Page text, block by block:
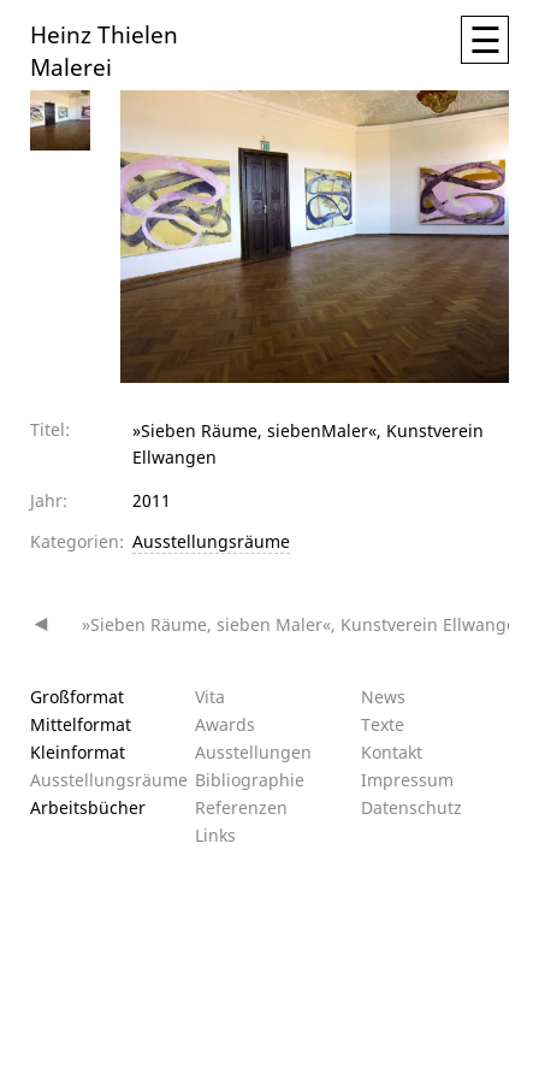
Heinz Thielen
Malerei
☰
Titel:
»Sieben Räume, siebenMaler«, Kunstverein
Ellwangen
Jahr:
2011
Kategorien: Ausstellungsräume
Beitragsnavigation
»Sieben Räume, sieben Maler«, Kunstverein Ellwangen
Großformat
Mittelformat
Kleinformat
Ausstellungsräume
Arbeitsbücher
Vita
Awards
Ausstellungen
Bibliographie
Referenzen
Links
News
Texte
Kontakt
Impressum
Datenschutz­